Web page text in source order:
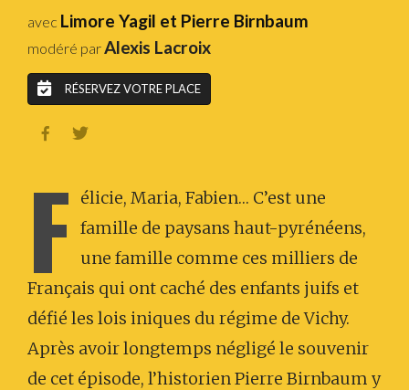
avec Limore Yagil et Pierre Birnbaum
modéré parAlexis Lacroix
RÉSERVEZ VOTRE PLACE
 
F
élicie, Maria, Fabien… C’est une
famille de paysans haut-pyrénéens,
une famille comme ces milliers de
Français qui ont caché des enfants juifs et
défié les lois iniques du régime de Vichy.
Après avoir longtemps négligé le souvenir
de cet épisode, l’historien Pierre Birnbaum y